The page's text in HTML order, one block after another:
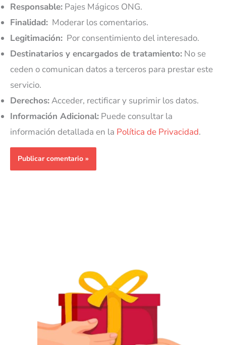
Responsable: Pajes Mágicos ONG.
Finalidad: Moderar los comentarios.
Legitimación: Por consentimiento del interesado.
Destinatarios y encargados de tratamiento: No se
ceden o comunican datos a terceros para prestar este
servicio.
Derechos:Acceder, rectificar y suprimir los datos.
Información Adicional: Puede consultar la
información detallada en la Política de Privacidad.